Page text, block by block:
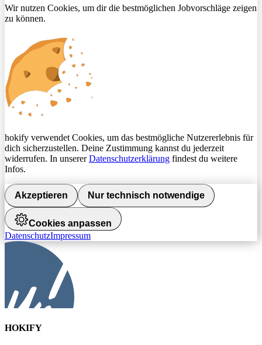
Wir nutzen Cookies, um dir die bestmöglichen Jobvorschläge zeigen
zu können.
hokify verwendet Cookies, um das bestmögliche Nutzererlebnis für
dich sicherzustellen. Deine Zustimmung kannst du jederzeit
widerrufen. In unsererDatenschutzerklärung findest du weitere
Infos.
Akzeptieren Nur technisch notwendige
Cookies anpassen
DatenschutzImpressum
HOKIFY